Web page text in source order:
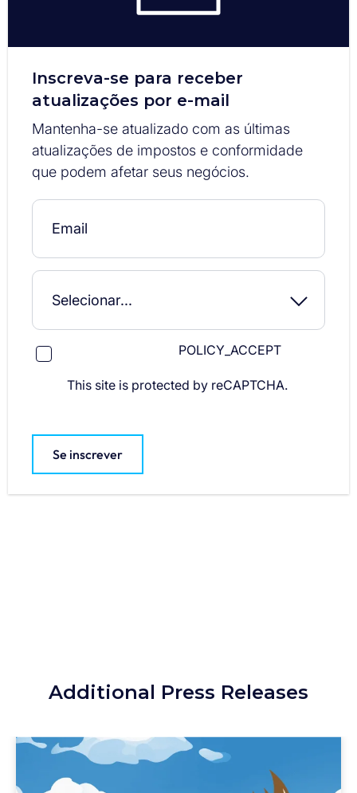
Inscreva-se para receber
atualizações por e-mail
Mantenha-se atualizado com as últimas
atualizações de impostos e conformidade
que podem afetar seus negócios.
POLICY_ACCEPT
This site is protected by reCAPTCHA.
Se inscrever
Additional Press Releases